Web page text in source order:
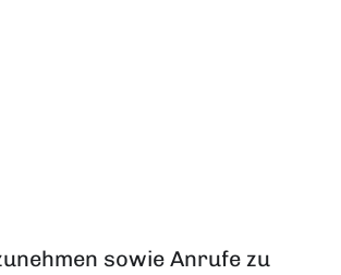
sowie Anrufe zu